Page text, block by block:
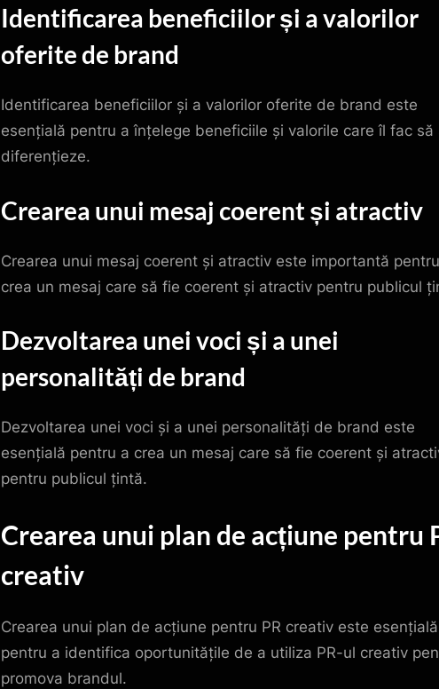
Identificarea beneficiilor și a valorilor
oferite de brand
Identificarea beneficiilor și a valorilor oferite de brand este
esențială pentru a înțelege beneficiile și valorile care îl fac să
diferențieze.
Crearea unui mesaj coerent și atractiv
Crearea unui mesaj coerent și atractiv este importantă
crea un mesaj care să fie coerent și atractiv pentru publicul
Dezvoltarea unei voci și a unei
personalități de brand
Dezvoltarea unei voci și a unei personalități de brand este
esențială pentru a crea un mesaj care să fie coerent și
pentru publicul țintă.
Crearea unui plan de acțiune pentru
creativ
Crearea unui plan de acțiune pentru PR creativ este esențială
pentru a identifica oportunitățile de a utiliza PR-ul creativ
promova brandul.